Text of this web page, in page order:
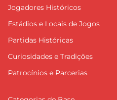
Jogadores Históricos
Estádios e Locais de Jogos
Partidas Históricas
Curiosidades e Tradições
Patrocínios e Parcerias